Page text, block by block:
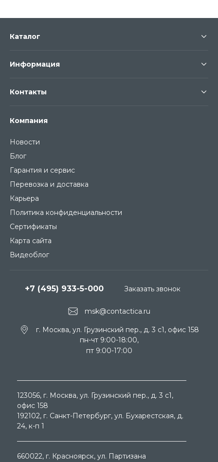
Компания
Новости
Блог
Гарантия и сервис
Перевозка и доставка
Карьера
Политика конфиденциальности
Сертификаты
Карта сайта
Видеоблог
Каталог
Информация
Контакты
msk@contactica.ru
+7 (495) 933-5-000
г. Москва, ул. Грузинский пер., д. 3 c1, офис 158
пн-чт 9:00-18:00,
пт 9:00-17:00
Заказать звонок
123056, г. Москва, ул. Грузинский пер., д. 3 c1,
офис 158
192102, г. Санкт-Петербург, ул. Бухарестская, д.
24, к-п 1
660022, г. Красноярск, ул. Партизана